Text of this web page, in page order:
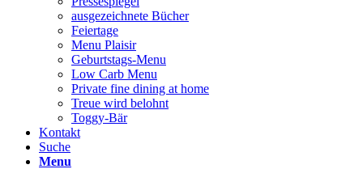
ausgezeichnete Bücher
Feiertage
Menu Plaisir
Geburtstags-Menu
Low Carb Menu
Private fine dining at home
Treue wird belohnt
Toggy-Bär
Kontakt
Suche
Menu